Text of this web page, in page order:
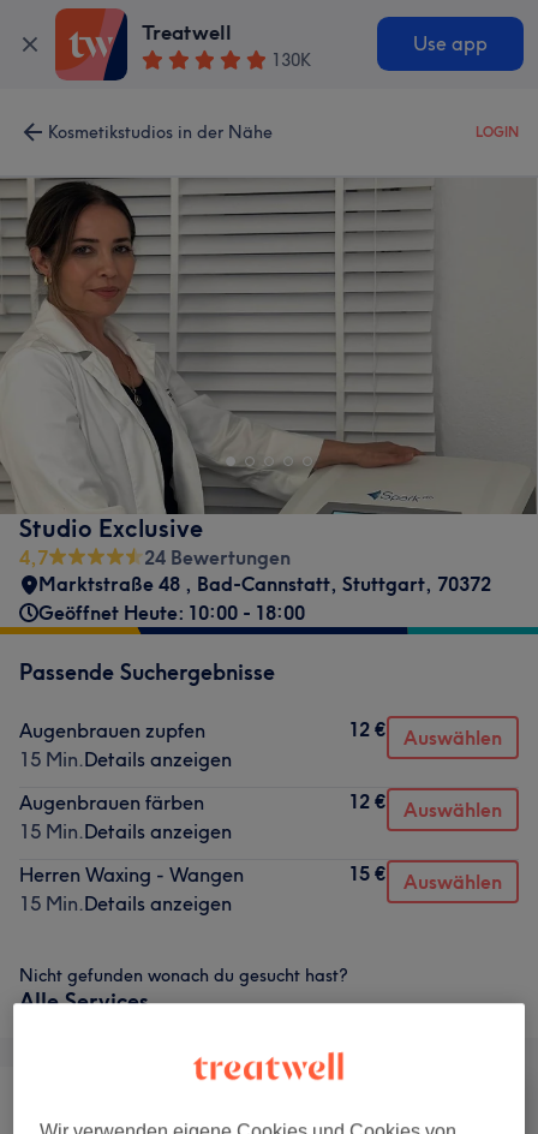
Treatwell
130K
Use app
Kosmetikstudios in der Nähe LOGIN
Studio Exclusive
4,7
24 Bewertungen
Marktstraße 48 , Bad-Cannstatt, Stuttgart, 70372
Geöffnet Heute: 10:00 - 18:00
Passende Suchergebnisse
Augenbrauen zupfen
15 Min.Details anzeigen
12 € Auswählen
Augenbrauen färben
15 Min.Details anzeigen
12 € Auswählen
Herren Waxing - Wangen
15 Min.Details anzeigen
15 € Auswählen
Nicht gefunden wonach du gesucht hast?
Alle Services